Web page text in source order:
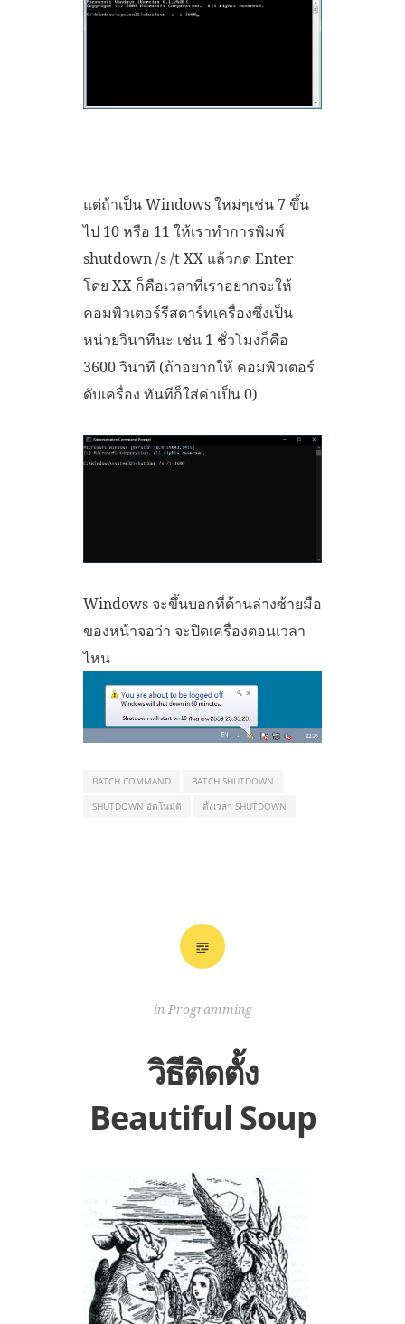
แต่ถ้าเป็น Windows ใหม่ๆเช่น 7 ขึ้น
ไป 10 หรือ 11 ให้เราทำการพิมพ์
shutdown /s /t XX แล้วกด Enter
โดย XX ก็คือเวลาที่เราอยากจะให้
คอมพิวเตอร์รีสตาร์ทเครื่องซึ่งเป็น
หน่วยวินาทีนะ เช่น 1 ชั่วโมงก็คือ
3600 วินาที (ถ้าอยากให้ คอมพิวเตอร์
ดับเครื่อง ทันทีก็ใส่ค่าเป็น 0)
Windows จะขึ้นบอกที่ด้านล่างซ้ายมือ
ของหน้าจอว่า จะปิดเครื่องตอนเวลา
ไหน
BATCH COMMAND
BATCH SHUTDOWN
SHUTDOWN อัตโนมัติ
ตั้งเวลา SHUTDOWN
in Programming
วิธีติดตั้ง
Beautiful Soup